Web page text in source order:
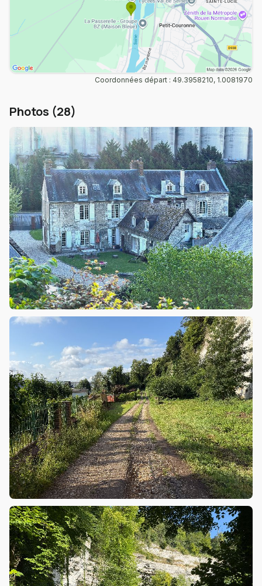
Coordonnées départ : 49.3958210, 1.0081970
Photos (28)